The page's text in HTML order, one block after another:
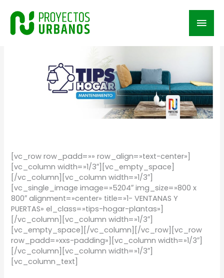
contenido
[vc_row row_padd=»» row_align=»text-center»]
[vc_column width=»1/3″][vc_empty_space]
[/vc_column][vc_column width=»1/3″]
[vc_single_image image=»5204″ img_size=»800 x
800″ alignment=»center» title=»1- VENTANAS Y
PUERTAS» el_class=»tips-hogar-plantas»]
[/vc_column][vc_column width=»1/3″]
[vc_empty_space][/vc_column][/vc_row][vc_row
row_padd=»xxs-padding»][vc_column width=»1/3″]
[/vc_column][vc_column width=»1/3″]
[vc_column_text]